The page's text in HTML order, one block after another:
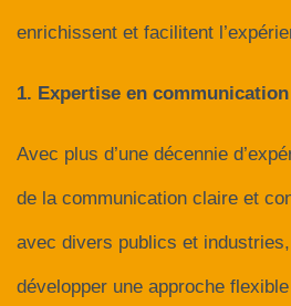
enrichissent et facilitent
1. Expertise en
Avec plus d’une décennie
de la communication claire et
avec divers publics et
développer une approche